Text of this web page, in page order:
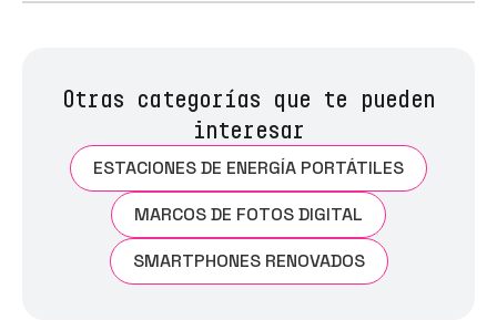
Otras categorías que te pueden
interesar
ESTACIONES DE ENERGÍA PORTÁTILES
MARCOS DE FOTOS DIGITAL
SMARTPHONES RENOVADOS